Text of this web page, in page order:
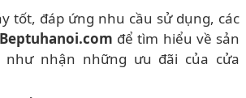
tốt, đáp ứng nhu cầu sử dụng, các
Beptuhanoi.com để tìm hiểu về sản
như nhận những ưu đãi của cửa